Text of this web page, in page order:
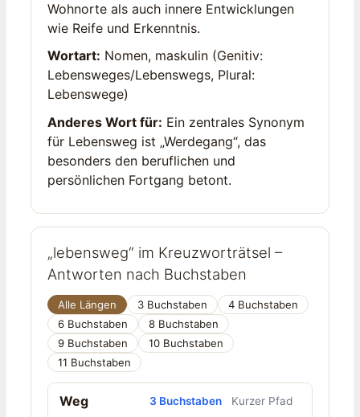
Wohnorte als auch innere Entwicklungen
wie Reife und Erkenntnis.
Wortart: Nomen, maskulin (Genitiv:
Lebensweges/Lebenswegs, Plural:
Lebenswege)
Anderes Wort für: Ein zentrales Synonym
für Lebensweg ist „Werdegang“, das
besonders den beruflichen und
persönlichen Fortgang betont.
„lebensweg“ im Kreuzworträtsel –
Antworten nach Buchstaben
Alle Längen 3 Buchstaben
4 Buchstaben
6 Buchstaben
8 Buchstaben
9 Buchstaben
10 Buchstaben
11 Buchstaben
Weg 3 Buchstaben Kurzer Pfad